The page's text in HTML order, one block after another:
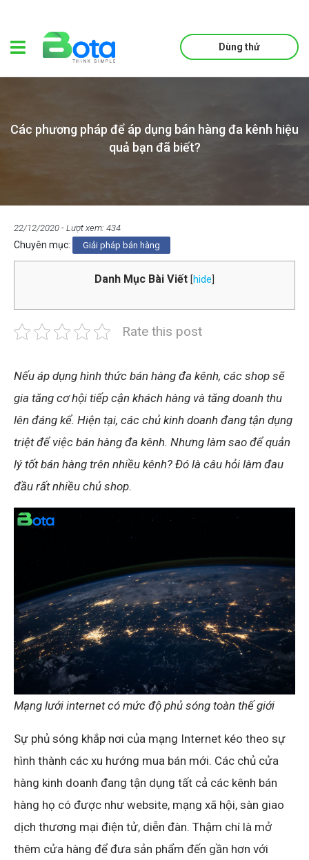
Dùng thử
Các phương pháp để áp dụng bán hàng đa kênh hiệu
quả bạn đã biết?
22/12/2020 - Lượt xem: 434
Chuyên mục: Giải pháp bán hàng
Danh Mục Bài Viết [hide
Rate this post
Nếu áp dụng hình thức bán hàng đa kênh, các shop sẽ
gia tăng cơ hội tiếp cận khách hàng và tăng doanh thu
lên đáng kể. Hiện tại, các chủ kinh doanh đang tận dụng
triệt để việc bán hàng đa kênh. Nhưng làm sao để quản
lý tốt bán hàng trên nhiều kênh? Đó là câu hỏi làm đau
đầu rất nhiều chủ shop.
Mạng lưới internet có mức độ phủ sóng toàn thế giới
Sự phủ sóng khắp nơi của mạng Internet kéo theo sự
hình thành các xu hướng mua bán mới. Các chủ cửa
hàng kinh doanh đang tận dụng tất cả các kênh bán
hàng họ có được như website, mạng xã hội, sàn giao
dịch thương mại điện tử, diễn đàn. Thậm chí là mở
thêm cửa hàng để đưa sản phẩm đến gần hơn với